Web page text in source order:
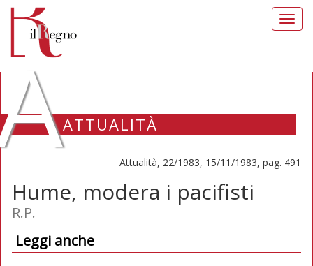
ATTUALITÀ
Attualità, 22/1983, 15/11/1983, pag. 491
Hume, modera i pacifisti
R.P.
Leggi anche